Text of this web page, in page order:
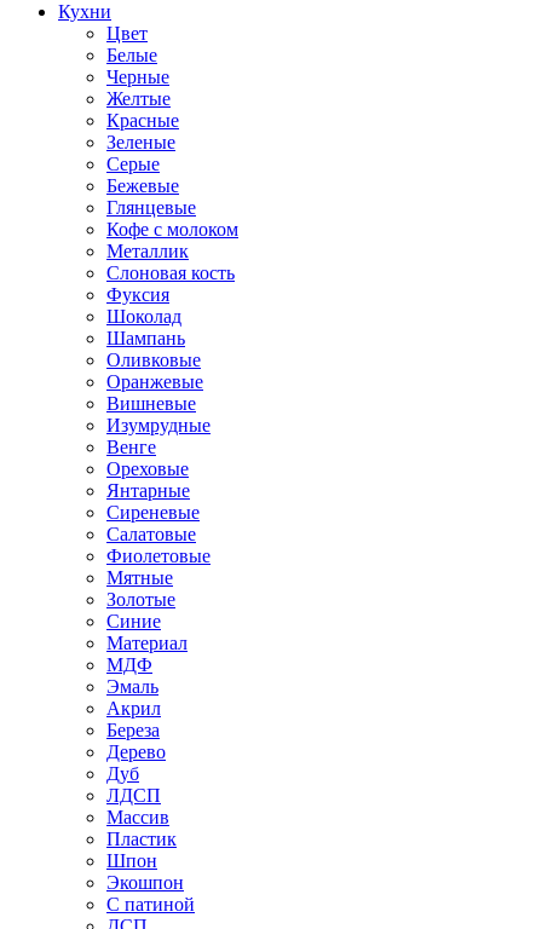
Кухни
Цвет
Белые
Черные
Желтые
Красные
Зеленые
Серые
Бежевые
Глянцевые
Кофе с молоком
Металлик
Слоновая кость
Фуксия
Шоколад
Шампань
Оливковые
Оранжевые
Вишневые
Изумрудные
Венге
Ореховые
Янтарные
Сиреневые
Салатовые
Фиолетовые
Мятные
Золотые
Синие
Материал
МДФ
Эмаль
Акрил
Береза
Дерево
Дуб
ЛДСП
Массив
Пластик
Шпон
Экошпон
С патиной